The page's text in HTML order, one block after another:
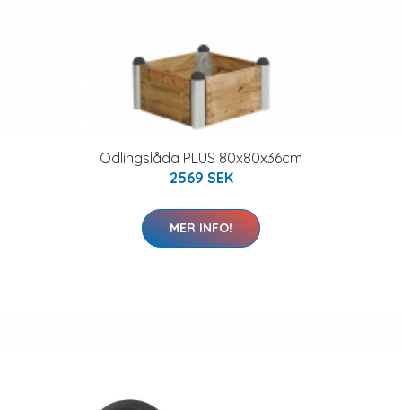
Odlingslåda PLUS 80x80x36cm
2569 SEK
MER INFO!